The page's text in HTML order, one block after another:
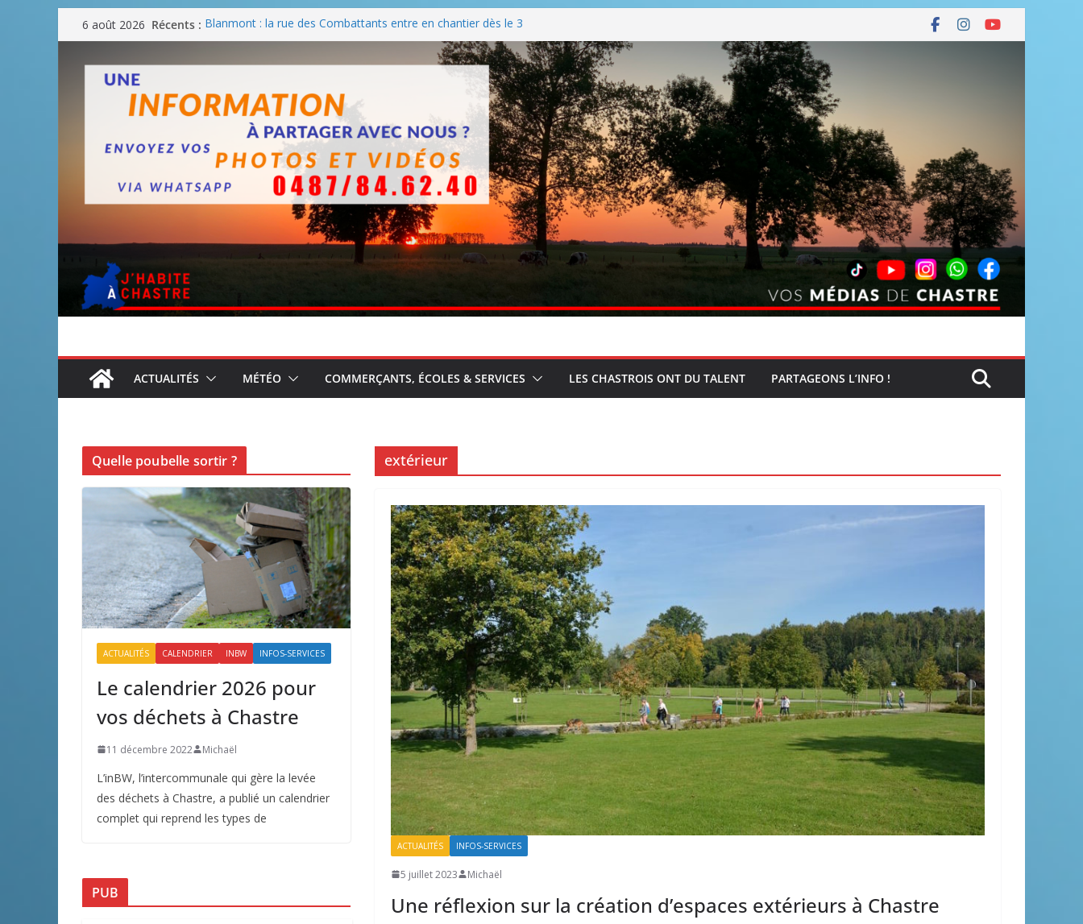
Passer
au
contenu
6 août 2026 Récents : Blanmont : la rue des Combattants entre en chantier dès le 3
août
Une fête nationale sans drache
ACTUALITÉS MÉTÉO COMMERÇANTS, ÉCOLES & SERVICES LES CHASTROIS ONT DU TALENT PARTAGEONS L’INFO !
extérieur
ACTUALITÉS INFOS-SERVICES
5 juillet 2023 Michaël
Une réflexion sur la création d’espaces extérieurs à Chastre
Quelle poubelle sortir ?
ACTUALITÉS CALENDRIER INBW INFOS-SERVICES
Le calendrier 2026 pour
vos déchets à Chastre
11 décembre 2022 Michaël
L’inBW, l’intercommunale qui gère la levée
des déchets à Chastre, a publié un calendrier
complet qui reprend les types de
PUB